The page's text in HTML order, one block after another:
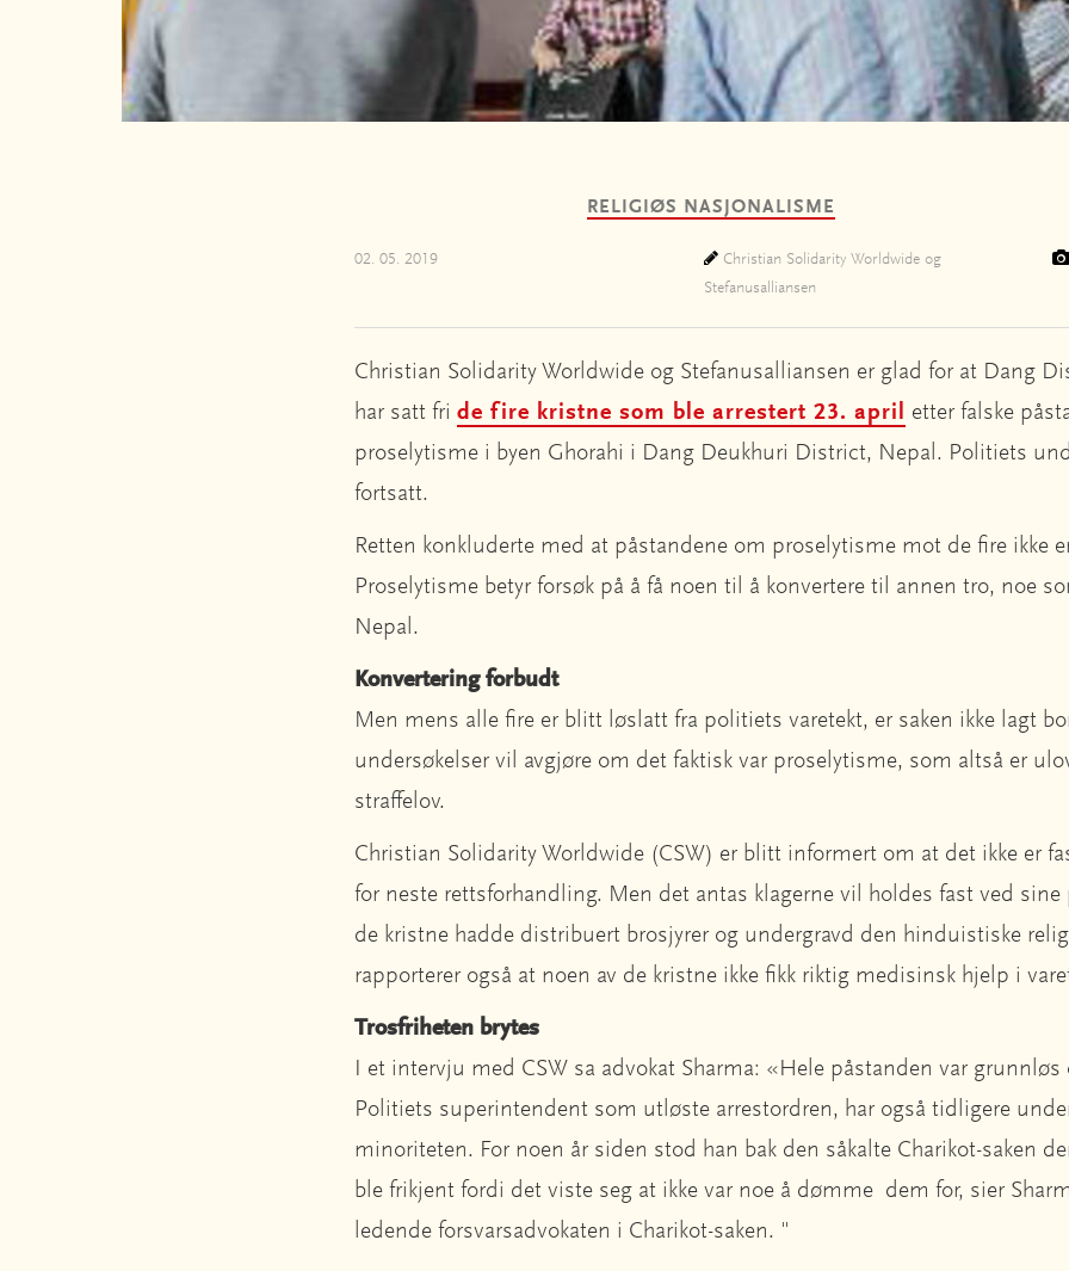
RELIGIØS NASJONALISME
02. 05. 2019
Christian Solidarity Worldwide og
Stefanusalliansen
Christian Solidarity Worldwide og Stefanusalliansen er glad for at Dang
har satt fri de fire kristne som ble arrestert 23. april etter falske
proselytisme i byen Ghorahi i Dang Deukhuri District, Nepal. Politiets
fortsatt.
Retten konkluderte med at påstandene om proselytisme mot de fire ikke
Proselytisme betyr forsøk på å få noen til å konvertere til annen tro, noe
Nepal.
Konvertering forbudt
Men mens alle fire er blitt løslatt fra politiets varetekt, er saken ikke lagt
undersøkelser vil avgjøre om det faktisk var proselytisme, som altså er
straffelov.
Christian Solidarity Worldwide (CSW) er blitt informert om at det ikke er
for neste rettsforhandling. Men det antas klagerne vil holdes fast ved
de kristne hadde distribuert brosjyrer og undergravd den hinduistiske
rapporterer også at noen av de kristne ikke fikk riktig medisinsk hjelp i
Trosfriheten brytes
I et intervju med CSW sa advokat Sharma: «Hele påstanden var grunnløs
Politiets superintendent som utløste arrestordren, har også tidligere
minoriteten. For noen år siden stod han bak den såkalte Charikot-saken
ble frikjent fordi det viste seg at ikke var noe å dømme dem for, sier
ledende forsvarsadvokaten i Charikot-saken. "